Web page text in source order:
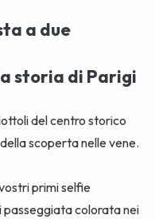
a due
storia di Parigi
del centro storico
scoperta nelle vene.
primi selfie
passeggiata colorata nei